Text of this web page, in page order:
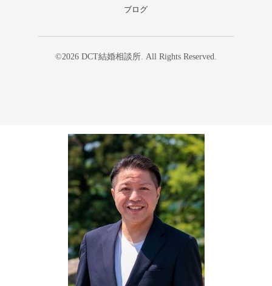
ブログ
©2026 DCT結婚相談所. All Rights Reserved.